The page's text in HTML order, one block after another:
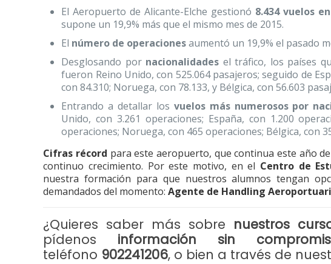
El Aeropuerto de Alicante-Elche gestionó 8.434 vuelos
supone un 19,9% más que el mismo mes de 2015.
El número de operacionesaumentó un 19,9% el pasado
Desglosando por nacionalidades el tráfico, los países
fueron Reino Unido, con 525.064 pasajeros; seguido de
con 84.310; Noruega, con 78.133, y Bélgica, con 56.603
Entrando a detallar los vuelos más numerosos por
Unido, con 3.261 operaciones; España, con 1.200
operaciones; Noruega, con 465 operaciones; Bélgica, con
Cifras récord para este aeropuerto, que continua este año
continuo crecimiento. Por este motivo, en el Centro de
nuestra formación para que nuestros alumnos tengan
demandados del momento:Agente de Handling
¿Quieres saber más sobre nuestros
pídenos información sin
teléfono 902241206, o bien a través de